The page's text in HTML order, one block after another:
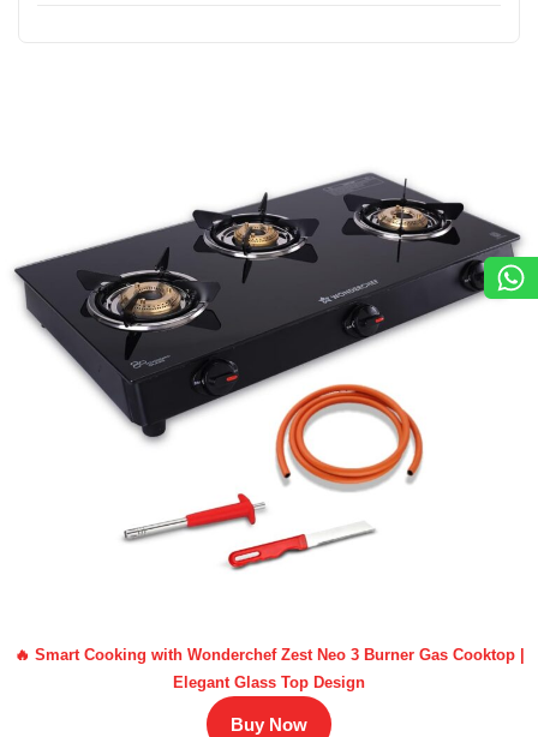
🔥 Smart Cooking with Wonderchef Zest Neo 3 Burner Gas Cooktop |
Elegant Glass Top Design
Buy Now